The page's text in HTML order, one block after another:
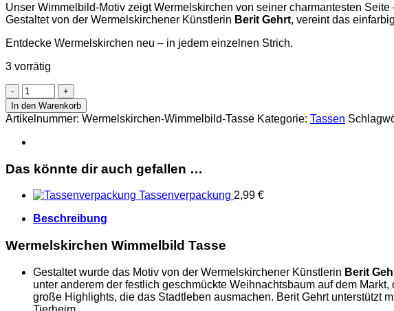
war:
16,99 €
ist:
15,00 €.
Unser Wimmelbild-Motiv zeigt Wermelskirchen von seiner charmantesten
Gestaltet von der Wermelskirchener Künstlerin Berit Gehrt, vereint das
Entdecke Wermelskirchen neu – in jedem einzelnen Strich.
3 vorrätig
Wermelskirchen
Wimmelbild
Tasse
Menge
In den Warenkorb
Artikelnummer: Wermelskirchen-Wimmelbild-Tasse Kategorie: Tassen
Das könnte dir auch gefallen …
Tassenverpackung 2,99 €
Beschreibung
Wermelskirchen Wimmelbild Tasse
Gestaltet wurde das Motiv von der Wermelskirchener Künstlerin Berit
unter anderem der festlich geschmückte Weihnachtsbaum auf dem
große Highlights, die das Stadtleben ausmachen. Berit Gehrt unterstützt